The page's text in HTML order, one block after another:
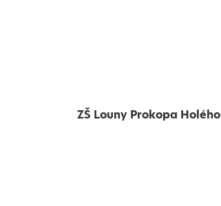
ZŠ Louny Prokopa Holého